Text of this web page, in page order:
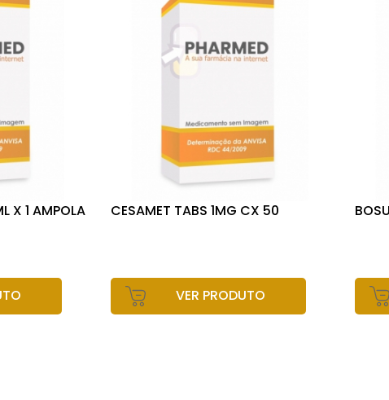
X 1 AMPOLA CESAMET TABS 1MG CX 50
VER PRODUTO